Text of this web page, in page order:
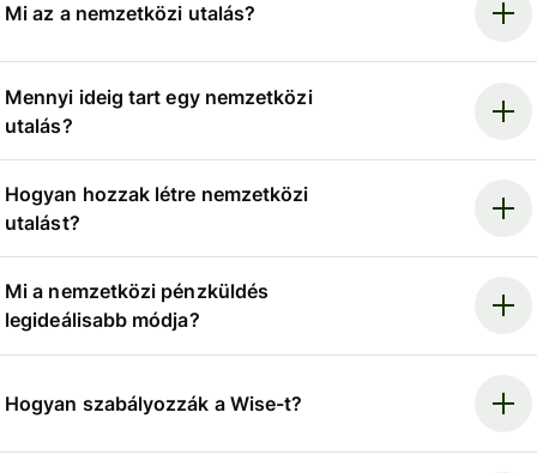
Mi az a nemzetközi utalás?
Mennyi ideig tart egy nemzetközi
utalás?
Hogyan hozzak létre nemzetközi
utalást?
Mi a nemzetközi pénzküldés
legideálisabb módja?
Hogyan szabályozzák a Wise-t?